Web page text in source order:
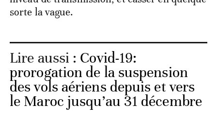
sorte la vague.
Lire aussi : Covid-19:
prorogation de la suspension
des vols aériens depuis et vers
le Maroc jusqu’au 31 décembre